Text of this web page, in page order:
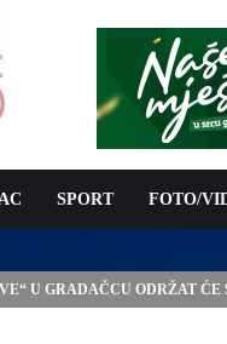
SPORT FOTO/
U GRADAČCU ODRŽAT